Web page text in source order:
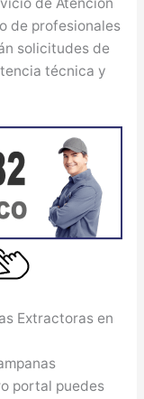
de profesionales
solicitudes de
técnica y
Extractoras en
portal puedes